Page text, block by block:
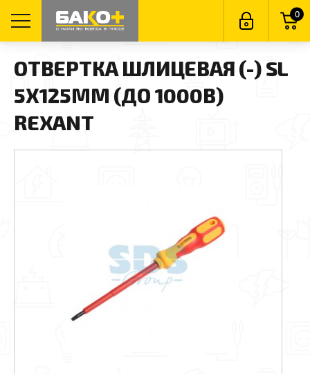
0
ОТВЕРТКА ШЛИЦЕВАЯ (-) SL
5Х125ММ (ДО 1000В)
REXANT